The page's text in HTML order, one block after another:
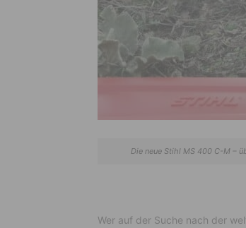
Die neue Stihl MS 400 C-M –
Wer auf der Suche nach der